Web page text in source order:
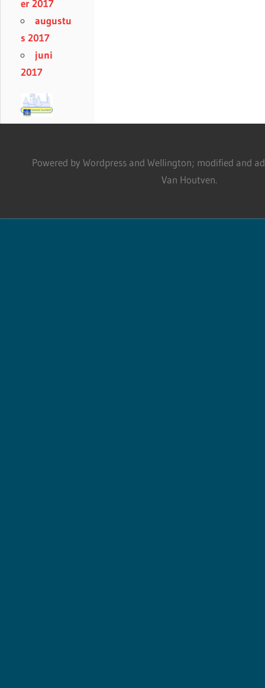
er 2017
augustu
s 2017
juni
2017
Powered by Wordpress and Wellington; modified and
Van Houtven.